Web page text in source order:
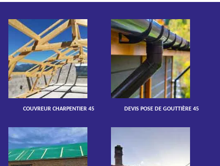
COUVREUR CHARPENTIER 45 DEVIS POSE DE GOUTTIÈRE 45